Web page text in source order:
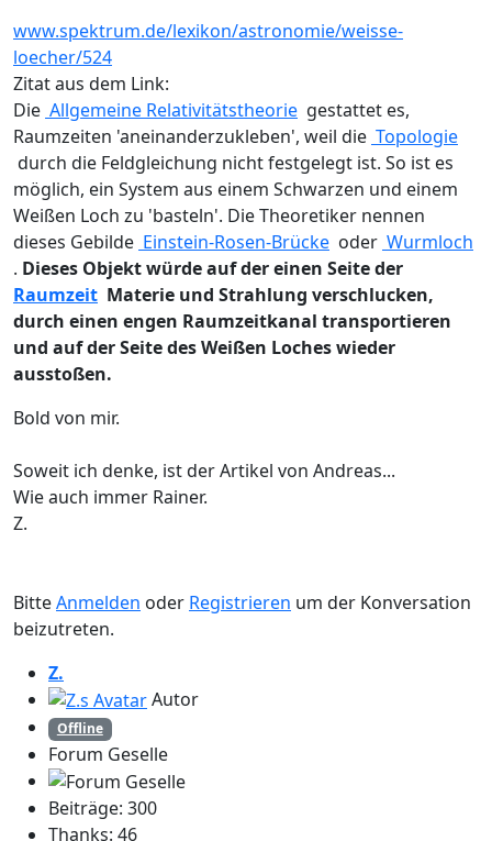
www.spektrum.de/lexikon/astronomie/weisse-
loecher/524
Zitat aus dem Link:
Die Allgemeine Relativitätstheorie gestattet es,
Raumzeiten 'aneinanderzukleben', weil die Topologie
durch die Feldgleichung nicht festgelegt ist. So ist es
möglich, ein System aus einem Schwarzen und einem
Weißen Loch zu 'basteln'. Die Theoretiker nennen
dieses Gebilde Einstein-Rosen-Brücke oder Wurmloch
. Dieses Objekt würde auf der einen Seite der
Raumzeit Materie und Strahlung verschlucken,
durch einen engen Raumzeitkanal transportieren
und auf der Seite des Weißen Loches wieder
ausstoßen.
Bold von mir.
Soweit ich denke, ist der Artikel von Andreas...
Wie auch immer Rainer.
Z.
BitteAnmelden oder Registrieren um der Konversation
beizutreten.
Z.
Autor
Offline
Forum Geselle
Beiträge: 300
Thanks: 46